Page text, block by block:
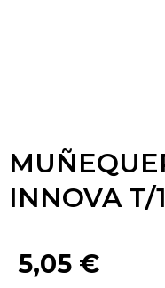
INNOVA T/1
5,05 €